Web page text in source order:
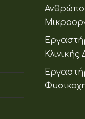
Κλινικής